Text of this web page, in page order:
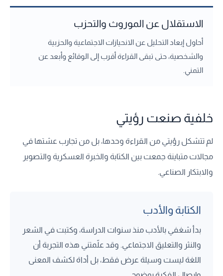
الاستقلال عن الموروث والتحزب
أحاول إبعاد التحليل عن الانحيازات الاجتماعية والحزبية
والشخصية، حتى تبقى القراءة أقرب إلى الوقائع وأبعد عن
التمني.
خلفية صنعت رؤيتي
لم تتشكل رؤيتي من القراءة وحدها، بل من تجارب عشتها في
مجالات متباينة جمعت بين الكتابة والخبرة العسكرية والتصوير
والابتكار الصناعي.
الكتابة والأدب
بدأ شغفي بالأدب منذ سنوات الدراسة، وكتبت في الشعر
والنثر والتعليق الاجتماعي. وقد علّمتني هذه التجربة أن
اللغة ليست وسيلة عرض فقط، بل أداة لكشف المعنى